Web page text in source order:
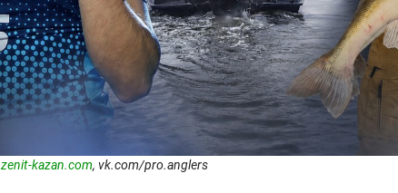
zenit-kazan.com, vk.com/pro.anglers